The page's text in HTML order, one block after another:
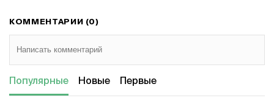
КОММЕНТАРИИ (0)
Популярные Новые Первые